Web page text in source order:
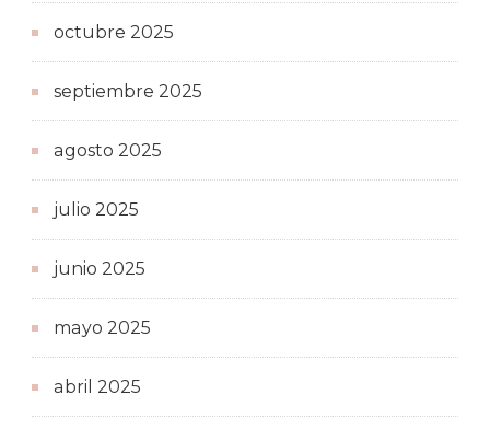
octubre 2025
septiembre 2025
agosto 2025
julio 2025
junio 2025
mayo 2025
abril 2025